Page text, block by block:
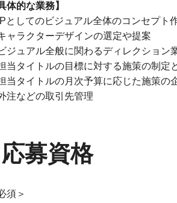
体的な業務】
としてのビジュアル全体のコンセプト
ャラクターデザインの選定や提案
ジュアル全般に関わるディレクショ
当タイトルの目標に対する施策の制定
当タイトルの月次予算に応じた施策
注などの取引先管理
応募資格
須＞